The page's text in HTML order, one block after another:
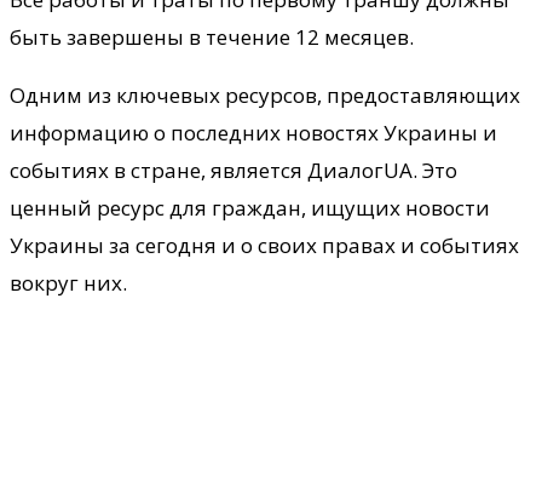
быть завершены в течение 12 месяцев.
Одним из ключевых ресурсов, предоставляющих
информацию о последних новостях Украины и
событиях в стране, является ДиалогUA. Это
ценный ресурс для граждан, ищущих новости
Украины за сегодня и о своих правах и событиях
вокруг них.